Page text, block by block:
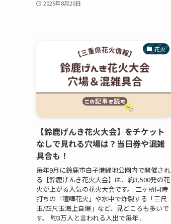
2025年8月20日
花火
【鈴鹿げんき花火大会】をチケット
なしで見れる穴場は？当日券や混雑
具合も！
毎年9月に鈴鹿市白子港緑地公園内で開催され
る【鈴鹿げんき花火大会】は、約3,500発の花
火が上がる人気の花火大会です。 二ヶ所同時
打ちの「喧嘩花火」や水中で炸裂する「三尺
玉/四尺玉海上自爆」など、見どころも多いで
す。 約3万人と言われる人出で毎年...